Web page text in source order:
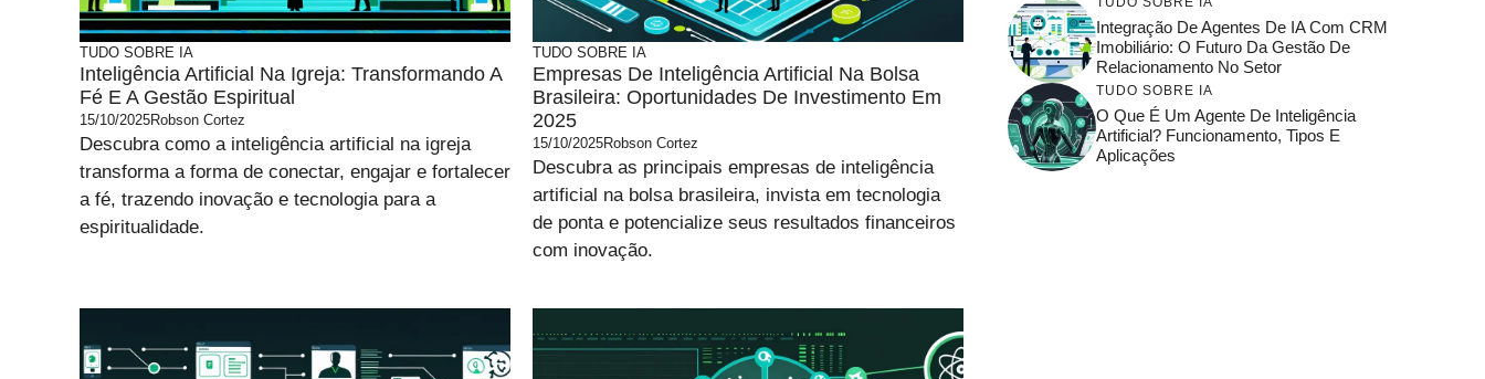
TUDO SOBRE IA
Inteligência Artificial Na Igreja: Transformando A
Fé E A Gestão Espiritual
15/10/2025Robson Cortez
Descubra como a inteligência artificial na igreja
transforma a forma de conectar, engajar e fortalecer
a fé, trazendo inovação e tecnologia para a
espiritualidade.
TUDO SOBRE IA
Empresas De Inteligência Artificial Na Bolsa
Brasileira: Oportunidades De Investimento Em
2025
15/10/2025Robson Cortez
Descubra as principais empresas de inteligência
artificial na bolsa brasileira, invista em tecnologia
de ponta e potencialize seus resultados financeiros
com inovação.
Integração De Agentes De IA Com CRM
Imobiliário: O Futuro Da Gestão De
Relacionamento No Setor
TUDO SOBRE IA
O Que É Um Agente De Inteligência
Artificial? Funcionamento, Tipos E
Aplicações